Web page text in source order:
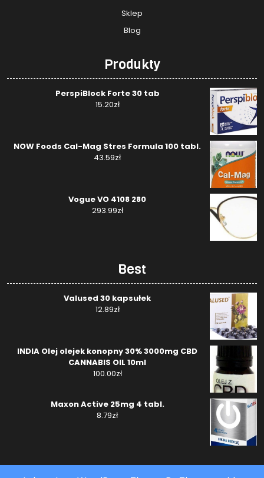
Sklep
Blog
Produkty
PerspiBlock Forte 30 tab
15.20zł
NOW Foods Cal-Mag Stres Formula 100 tabl.
43.59zł
Vogue VO 4108 280
293.99zł
Best
Valused 30 kapsułek
12.89zł
INDIA Olej olejek konopny 30% 3000mg CBD
CANNABIS OIL 10ml
100.00zł
Maxon Active 25mg 4 tabl.
8.79zł